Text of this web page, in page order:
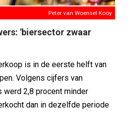
Peter van Woensel Kooy
'biersector zwaar
is in de eerste helft van
Volgens cijfers van
werd 2,8 procent minder
dan in dezelfde periode